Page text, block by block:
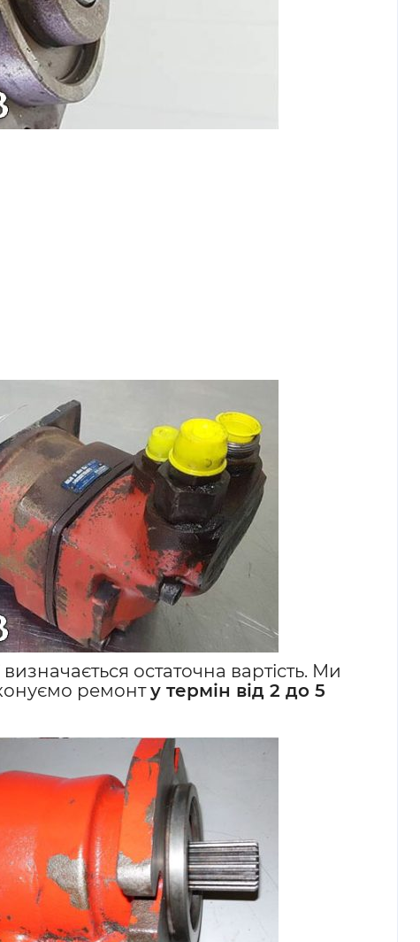
остаточна вартість. Ми
ремонту термін від 2 до 5